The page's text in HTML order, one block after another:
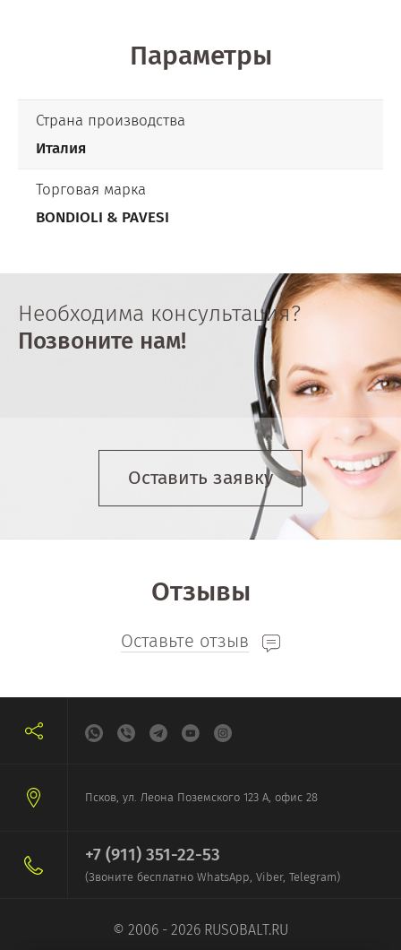
Параметры
Страна производства
Италия
Торговая марка
BONDIOLI & PAVESI
Необходима консультация?
Позвоните нам!
Оставить заявку
Отзывы
Оставьте отзыв
Псков, ул. Леона Поземского 123 А, офис 28
+7 (911) 351-22-53
(Звоните бесплатно WhatsApp, Viber, Telegram)
© 2006 - 2026 RUSOBALT.RU